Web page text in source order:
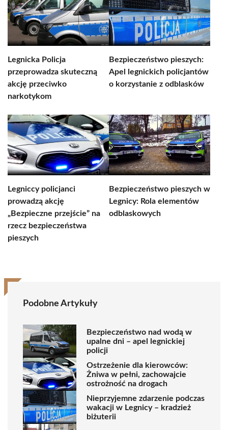
Legnicka Policja
przeprowadza skuteczną
akcję przeciwko
narkotykom
Bezpieczeństwo pieszych:
Apel legnickich policjantów
o korzystanie z odblasków
Legniccy policjanci
prowadzą akcję
„Bezpieczne przejście” na
rzecz bezpieczeństwa
pieszych
Bezpieczeństwo pieszych w
Legnicy: Rola elementów
odblaskowych
Podobne Artykuły
Bezpieczeństwo nad wodą w
upalne dni – apel legnickiej
policji
Ostrzeżenie dla kierowców:
Żniwa w pełni, zachowajcie
ostrożność na drogach
Nieprzyjemne zdarzenie podczas
wakacji w Legnicy – kradzież
biżuterii